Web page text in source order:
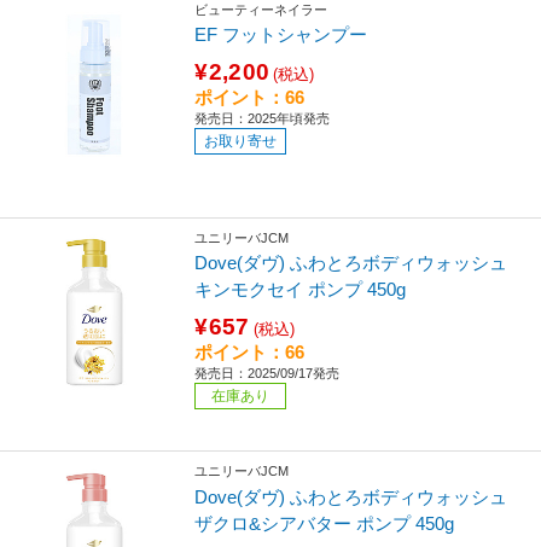
ビューティーネイラー
EF フットシャンプー
¥2,200 (税込)
ポイント：66
発売日：2025年頃発売
お取り寄せ
ユニリーバJCM
Dove(ダヴ) ふわとろボディウォッシュ
キンモクセイ ポンプ 450g
¥657 (税込)
ポイント：66
発売日：2025/09/17発売
在庫あり
ユニリーバJCM
Dove(ダヴ) ふわとろボディウォッシュ
ザクロ&シアバター ポンプ 450g